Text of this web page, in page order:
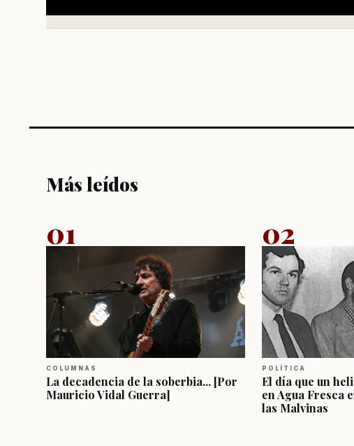
Más leídos
01
COLUMNAS
La decadencia de la soberbia... [Por
Mauricio Vidal Guerra]
02
POLÍTICA
El día que un
en Agua Fresca
las Malvinas